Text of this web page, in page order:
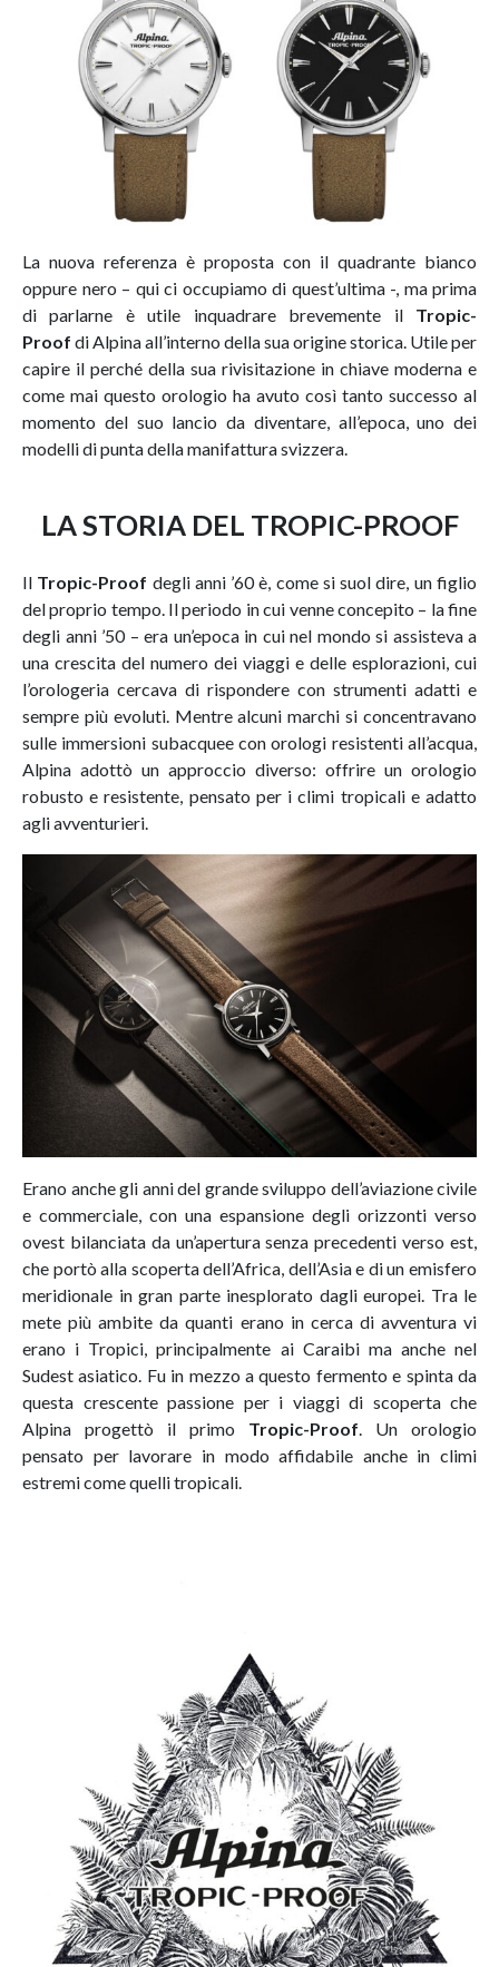
La nuova referenza è proposta con il quadrante bianco
oppure nero – qui ci occupiamo di quest’ultima -, ma prima
di parlarne è utile inquadrare brevemente il Tropic-
Proof di Alpina all’interno della sua origine storica. Utile per
capire il perché della sua rivisitazione in chiave moderna e
come mai questo orologio ha avuto così tanto successo al
momento del suo lancio da diventare, all’epoca, uno dei
modelli di punta della manifattura svizzera.
LA STORIA DEL TROPIC-PROOF
Il Tropic-Proof degli anni ’60 è, come si suol dire, un figlio
del proprio tempo. Il periodo in cui venne concepito – la fine
degli anni ’50 – era un’epoca in cui nel mondo si assisteva a
una crescita del numero dei viaggi e delle esplorazioni, cui
l’orologeria cercava di rispondere con strumenti adatti e
sempre più evoluti. Mentre alcuni marchi si concentravano
sulle immersioni subacquee con orologi resistenti all’acqua,
Alpina adottò un approccio diverso: offrire un orologio
robusto e resistente, pensato per i climi tropicali e adatto
agli avventurieri.
Erano anche gli anni del grande sviluppo dell’aviazione civile
e commerciale, con una espansione degli orizzonti verso
ovest bilanciata da un’apertura senza precedenti verso est,
che portò alla scoperta dell’Africa, dell’Asia e di un emisfero
meridionale in gran parte inesplorato dagli europei. Tra le
mete più ambite da quanti erano in cerca di avventura vi
erano i Tropici, principalmente ai Caraibi ma anche nel
Sudest asiatico. Fu in mezzo a questo fermento e spinta da
questa crescente passione per i viaggi di scoperta che
Alpina progettò il primo Tropic-Proof. Un orologio
pensato per lavorare in modo affidabile anche in climi
estremi come quelli tropicali.